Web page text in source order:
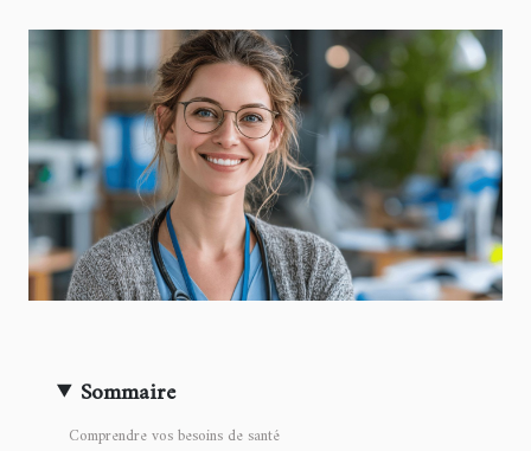
Sommaire
Comprendre vos besoins de santé